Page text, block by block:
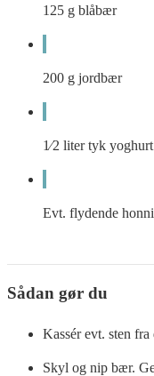
125 g blåbær
200 g jordbær
1⁄2 liter tyk yoghurt
Evt. flydende
Sådan gør du
Kassér evt. sten fra
Skyl og nip bær.